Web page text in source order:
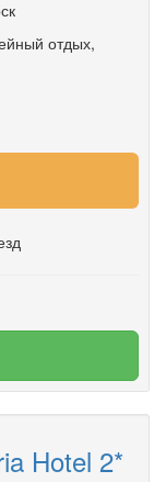
отдых,
Hotel 2*